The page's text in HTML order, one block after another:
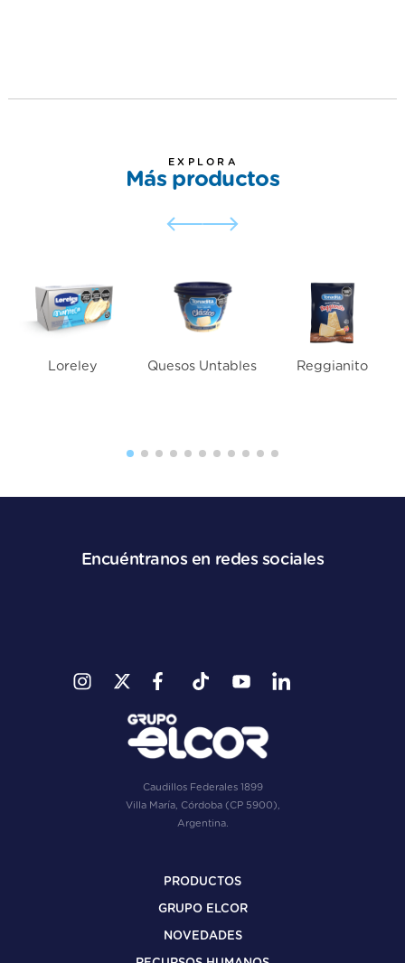
EXPLORA
Más productos
Loreley Quesos Untables Reggianito
Encuéntranos en redes sociales
Caudillos Federales 1899
Villa María, Córdoba (CP 5900),
Argentina.
PRODUCTOS
GRUPO ELCOR
NOVEDADES